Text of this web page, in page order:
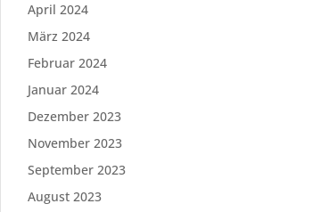
April 2024
März 2024
Februar 2024
Januar 2024
Dezember 2023
November 2023
September 2023
August 2023